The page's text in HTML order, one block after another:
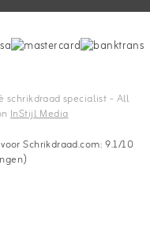
schrikdraad specialist - All
InStijl Media
Schrikdraad.com: 9.1/10